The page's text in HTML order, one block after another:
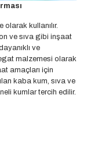
kullanılır.
ve sıva gibi inşaat
ve
malzemesi olarak
amaçları için
kaba kum, sıva ve
kumlar tercih edilir.